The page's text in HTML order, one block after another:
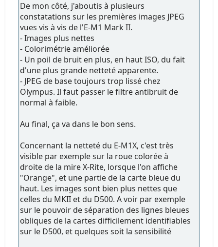
De mon côté, j'aboutis à plusieurs
constatations sur les premières images JPEG
vues vis à vis de l'E-M1 Mark II.
- Images plus nettes
- Colorimétrie améliorée
- Un poil de bruit en plus, en haut ISO, du fait
d'une plus grande netteté apparente.
- JPEG de base toujours trop lissé chez
Olympus. Il faut passer le filtre antibruit de
normal à faible.
Au final, ça va dans le bon sens.
Concernant la netteté du E-M1X, c'est très
visible par exemple sur la roue colorée à
droite de la mire X-Rite, lorsque l'on affiche
"Orange", et une partie de la carte bleue du
haut. Les images sont bien plus nettes que
celles du MKII et du D500. A voir par exemple
sur le pouvoir de séparation des lignes bleues
obliques de la cartes difficilement identifiables
sur le D500, et quelques soit la sensibilité